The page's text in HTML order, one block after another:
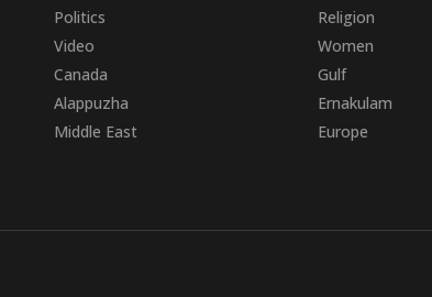
Politics
Religion
Video
Women
Canada
Gulf
Alappuzha
Ernakulam
Middle East Europe